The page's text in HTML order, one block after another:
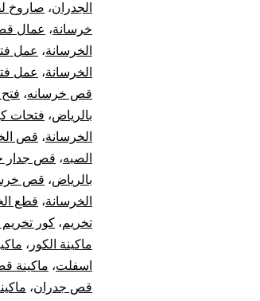
الجدران، صاروخ
خرسانة، عمال
الخرسانة، عمل
الخرسانة، عمل
قص خرسانه،
بالرياض، فتحات
الخرسانة، قص
الصبه، قص جدار
بالرياض، قص
الخرسانة، قطع
تخريم، كور
ماكينة الكور ،
اسفلت، ماكينة
قص جدران،